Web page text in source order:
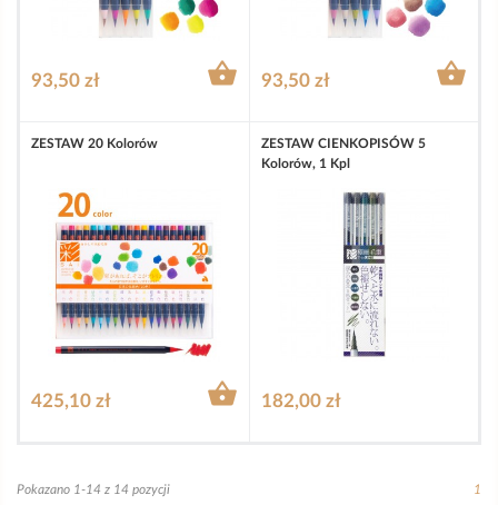
93,50 zł  93,50 zł 
ZESTAW 20 Kolorów
425,10 zł 
ZESTAW CIENKOPISÓW 5
Kolorów, 1 Kpl
182,00 zł
Pokazano 1-14 z 14 pozycji 1